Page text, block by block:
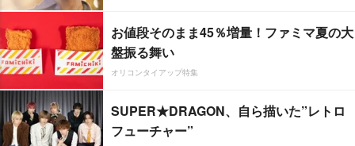
お値段そのまま45％増量！ファミマ夏の大
盤振る舞い
オリコンタイアップ特集
SUPER★DRAGON、自ら描いた”レトロ
フューチャー”